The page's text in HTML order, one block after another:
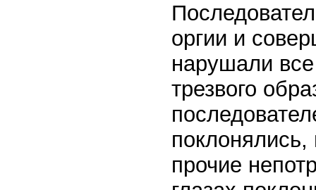
оргии и
нарушали
трезвого
поклонялись,
прочие